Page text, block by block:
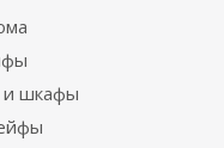
шкафы